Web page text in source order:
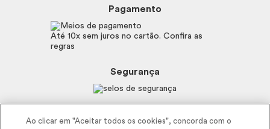
Código de defesa do consumidor
Trabalhe com a gente
Recomendações Covid19
Fale Conosco
E-mail
Pagamento
Até 10x sem juros no cartão. Confira as
regras
Segurança
Ao clicar em "Aceitar todos os cookies", concorda com o